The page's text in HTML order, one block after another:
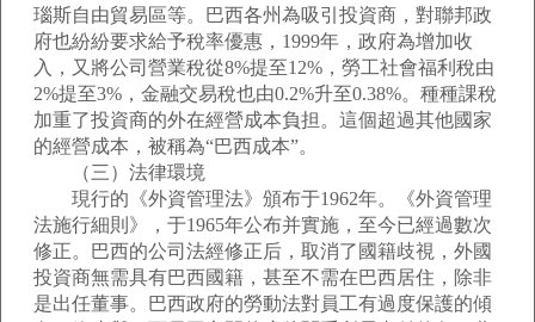
瑙斯自由貿易區等。巴西各州為吸引投資商，對聯邦政
府也紛紛要求給予稅率優惠，1999年，政府為增加收
入，又將公司營業稅從8%提至12%，勞工社會福利稅由
2%提至3%，金融交易稅也由0.2%升至0.38%。種種課稅
加重了投資商的外在經營成本負担。這個超過其他國家
的經營成本，被稱為“巴西成本”。
（三）法律環境
現行的《外資管理法》頒布于1962年。《外資管理
法施行細則》，于1965年公布并實施，至今已經過數次
修正。巴西的公司法經修正后，取消了國籍歧視，外國
投資商無需具有巴西國籍，甚至不需在巴西居住，除非
是出任董事。巴西政府的勞動法對員工有過度保護的傾